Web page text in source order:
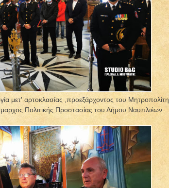
μετ' αρτοκλασίας ,προεξάρχοντος του Μητροπολίτη
Πολιτικής Προστασίας του Δήμου Ναυπλιέων